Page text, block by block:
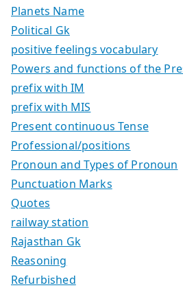
Planets Name
Political Gk
positive feelings vocabulary
Powers and functions of the
prefix with IM
prefix with MIS
Present continuous Tense
Professional/positions
Pronoun and Types of Pronoun
Punctuation Marks
Quotes
railway station
Rajasthan Gk
Reasoning
Refurbished